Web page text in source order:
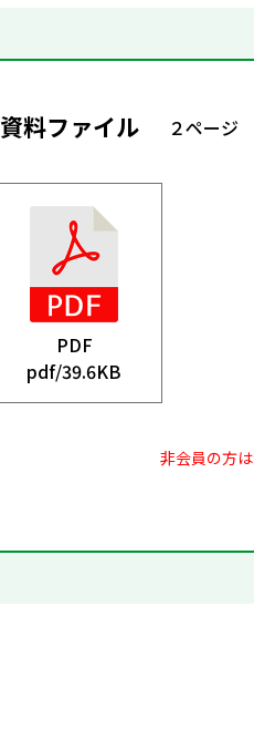
資料ファイル ２ページ
PDF
pdf/39.6KB
非会員の方